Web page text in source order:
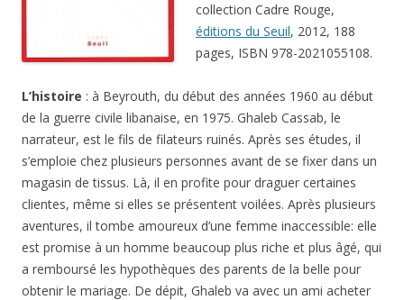
collection Cadre Rouge,
éditions du Seuil, 2012, 188
pages, ISBN 978-2021055108.
L’histoire : à Beyrouth, du début des années 1960 au début
de la guerre civile libanaise, en 1975. Ghaleb Cassab, le
narrateur, est le fils de filateurs ruinés. Après ses études, il
s’emploie chez plusieurs personnes avant de se fixer dans un
magasin de tissus. Là, il en profite pour draguer certaines
clientes, même si elles se présentent voilées. Après plusieurs
aventures, il tombe amoureux d’une femme inaccessible: elle
est promise à un homme beaucoup plus riche et plus âgé, qui
a remboursé les hypothèques des parents de la belle pour
obtenir le mariage. De dépit, Ghaleb va avec un ami acheter